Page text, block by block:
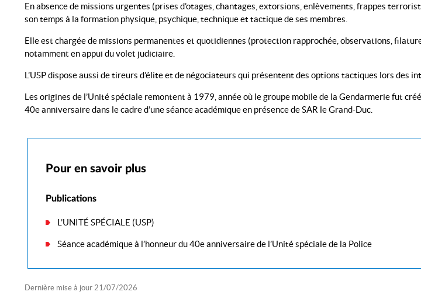
En absence de missions urgentes (prises d’otages, chantages, extorsions, enlèvements, frappes
son temps à la formation physique, psychique, technique et tactique de ses membres.
Elle est chargée de missions permanentes et quotidiennes (protection rapprochée, observations,
notamment en appui du volet judiciaire.
L’USP dispose aussi de tireurs d’élite et de négociateurs qui présentent des options tactiques lors des
Les origines de l’Unité spéciale remontent à 1979, année où le groupe mobile de la Gendarmerie fut
40e anniversaire dans le cadre d’une séance académique en présence de SAR le Grand-Duc.
Pour en savoir plus
Publications
L’UNITÉ SPÉCIALE (USP)
Séance académique à l’honneur du 40e anniversaire de l’Unité spéciale de la Police
Dernière mise à jour 21/07/2026